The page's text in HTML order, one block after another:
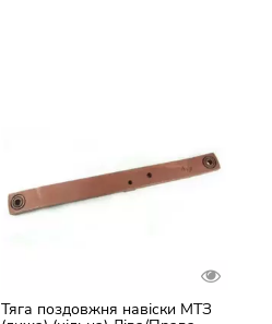
Тяга поздовжня навіски МТЗ